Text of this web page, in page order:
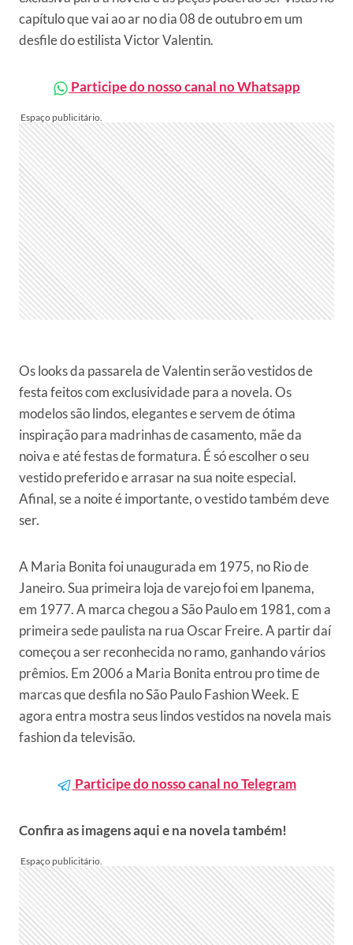
capítulo que vai ao ar no dia 08 de outubro em um
desfile do estilista Victor Valentin.
Participe do nosso canal no Whatsapp
Os looks da passarela de Valentin serão vestidos de
festa feitos com exclusividade para a novela. Os
modelos são lindos, elegantes e servem de ótima
inspiração para madrinhas de casamento, mãe da
noiva e até festas de formatura. É só escolher o seu
vestido preferido e arrasar na sua noite especial.
Afinal, se a noite é importante, o vestido também deve
ser.
A Maria Bonita foi unaugurada em 1975, no Rio de
Janeiro. Sua primeira loja de varejo foi em Ipanema,
em 1977. A marca chegou a São Paulo em 1981, com a
primeira sede paulista na rua Oscar Freire. A partir daí
começou a ser reconhecida no ramo, ganhando vários
prêmios. Em 2006 a Maria Bonita entrou pro time de
marcas que desfila no São Paulo Fashion Week. E
agora entra mostra seus lindos vestidos na novela mais
fashion da televisão.
Participe do nosso canal no Telegram
Confira as imagens aqui e na novela também!